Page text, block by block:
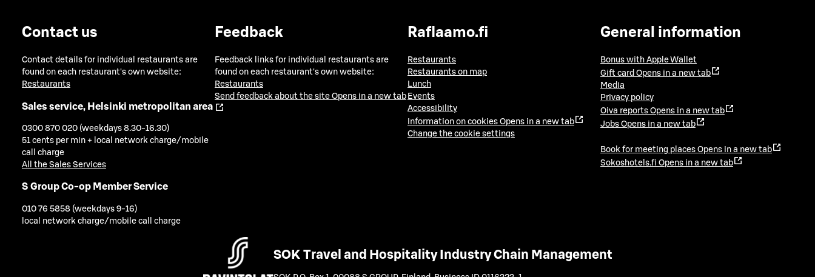
Contact us
Contact details for individual restaurants are
found on each restaurant's own website:
Restaurants
Sales service, Helsinki metropolitan area
0300 870 020 (weekdays 8.30-16.30)
51 cents per min + local network charge/mobile
call charge
All the Sales Services
S Group Co-op Member Service
010 76 5858 (weekdays 9-16)
local network charge/mobile call charge
Feedback
Feedback links for individual restaurants are
found on each restaurant's own website:
Restaurants
Send feedback about the site Opens in a new tab
Raflaamo.fi
Restaurants
Restaurants on map
Lunch
Events
Accessibility
Information on cookies Opens in a new tab
Change the cookie settings
General information
Bonus with Apple Wallet
Gift card Opens in a new tab
Media
Privacy policy
Oiva reports Opens in a new tab
Jobs Opens in a new tab
Book for meeting places Opens in a new tab
Sokoshotels.fi Opens in a new tab
SOK Travel and Hospitality Industry Chain Management